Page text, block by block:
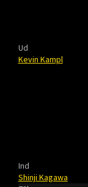
Ud
Kevin Kampl
Ind
Shinji Kagawa